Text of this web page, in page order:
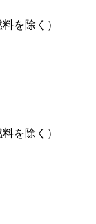
を除く）
を除く）